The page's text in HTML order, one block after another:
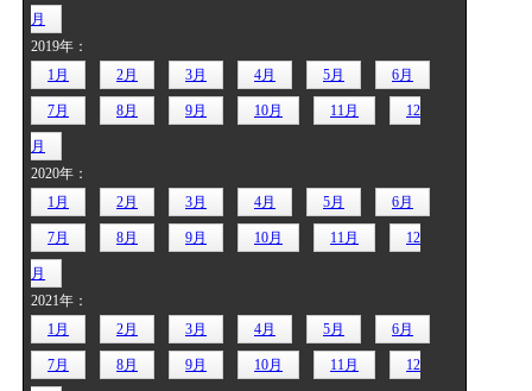
月
2019年：
1月
2月 3月 4月 5月 6月
7月 8月 9月 10月 11月 12
月
2020年：
1月
2月 3月 4月 5月 6月
7月 8月 9月 10月 11月 12
月
2021年：
1月
2月 3月 4月 5月 6月
7月 8月 9月 10月 11月 12